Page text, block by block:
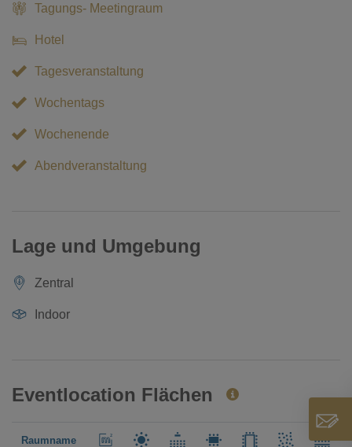
Tagungs- Meetingraum
Hotel
Tagesveranstaltung
Wochentags
Wochenende
Abendveranstaltung
Lage und Umgebung
Zentral
Indoor
Eventlocation Flächen
Raumname